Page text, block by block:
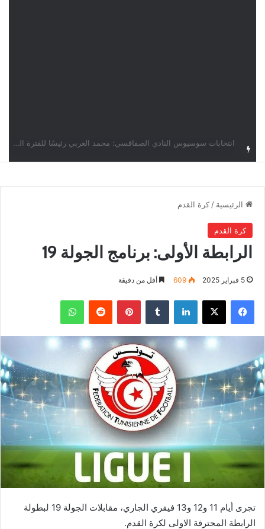
الرئيسية / كرة القدم
كرة القدم
الرابطة الأولى: برنامج الجولة 19
5 فبراير 2025 609 أقل من دقيقة
فيسبوك ‫X لينكدإن بينتيريست واتساب
تجرى أيام 11 و12 و13 فيفري الجاري، مقابلات الجولة 19 لبطولة
الرابطة المحترفة الاولى لكرة القدم.